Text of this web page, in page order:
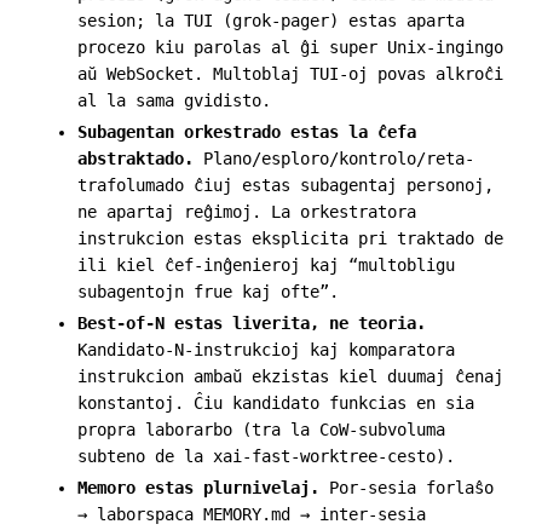
sesion; la TUI (grok-pager) estas aparta
procezo kiu parolas al ĝi super Unix-ingingo
aŭ WebSocket. Multoblaj TUI-oj povas alkroĉi
al la sama gvidisto.
Subagentan orkestrado estas la ĉefa
abstraktado.
Plano/esploro/kontrolo/reta-
trafolumado ĉiuj estas subagentaj personoj,
ne apartaj reĝimoj. La orkestratora
instrukcion estas eksplicita pri traktado de
ili kiel ĉef-inĝenieroj kaj “multobligu
subagentojn frue kaj ofte”.
Best-of-N estas liverita, ne teoria.
Kandidato-N-instrukcioj kaj komparatora
instrukcion ambaŭ ekzistas kiel duumaj ĉenaj
konstantoj. Ĉiu kandidato funkcias en sia
propra laborarbo (tra la CoW-subvoluma
subteno de la xai-fast-worktree-cesto).
Memoro estas plurnivelaj.
Por-sesia forlaŝo
→ laborspaca MEMORY.md → inter-sesia